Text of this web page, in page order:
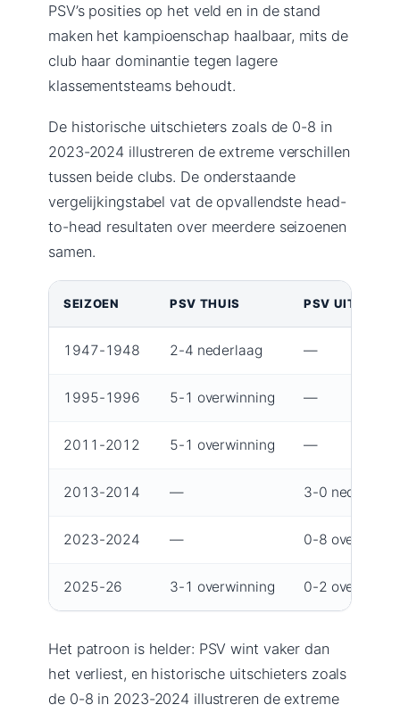
PSV’s posities op het veld en in de stand
maken het kampioenschap haalbaar, mits de
club haar dominantie tegen lagere
klassementsteams behoudt.
De historische uitschieters zoals de 0-8 in
2023-2024 illustreren de extreme verschillen
tussen beide clubs. De onderstaande
vergelijkingstabel vat de opvallendste head-
to-head resultaten over meerdere seizoenen
samen.
SEIZOEN PSV THUIS PSV UIT
1947-1948 2-4 nederlaag —
1995-1996 5-1 overwinning —
2011-2012 5-1 overwinning —
2013-2014 — 3-0 nederlaag
2023-2024 — 0-8
2025-26 3-1 overwinning 0-2
Het patroon is helder: PSV wint vaker dan
het verliest, en historische uitschieters zoals
de 0-8 in 2023-2024 illustreren de extreme